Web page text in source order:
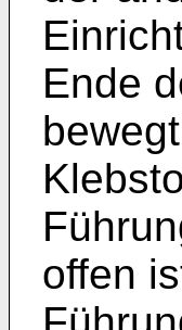
Ende
offen